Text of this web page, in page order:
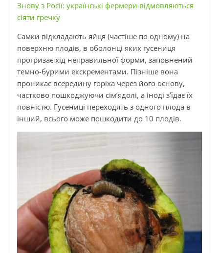
Знову з Росії: українські фермери відмовляються
сіяти гречку
Самки відкладають яйця (частіше по одному) на
поверхню плодів, в оболонці яких гусениця
прогризає хід неправильної форми, заповнений
темно-бурими екскрементами. Пізніше вона
проникає всередину горіха через його основу,
частково пошкоджуючи сім’ядолі, а іноді з’їдає їх
повністю. Гусениці переходять з одного плода в
інший, всього може пошкодити до 10 плодів.